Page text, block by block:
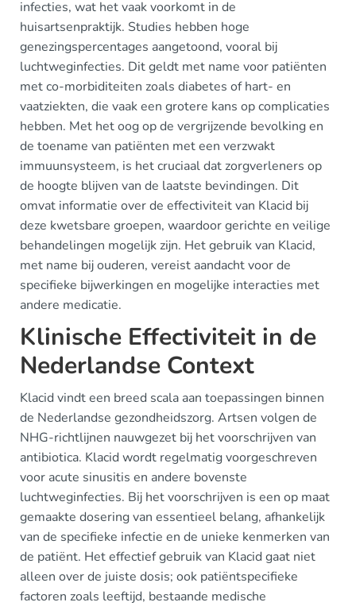
infecties, wat het vaak voorkomt in de
huisartsenpraktijk. Studies hebben hoge
genezingspercentages aangetoond, vooral bij
luchtweginfecties. Dit geldt met name voor patiënten
met co-morbiditeiten zoals diabetes of hart- en
vaatziekten, die vaak een grotere kans op complicaties
hebben. Met het oog op de vergrijzende bevolking en
de toename van patiënten met een verzwakt
immuunsysteem, is het cruciaal dat zorgverleners op
de hoogte blijven van de laatste bevindingen. Dit
omvat informatie over de effectiviteit van Klacid bij
deze kwetsbare groepen, waardoor gerichte en veilige
behandelingen mogelijk zijn. Het gebruik van Klacid,
met name bij ouderen, vereist aandacht voor de
specifieke bijwerkingen en mogelijke interacties met
andere medicatie.
Klinische Effectiviteit in de
Nederlandse Context
Klacid vindt een breed scala aan toepassingen binnen
de Nederlandse gezondheidszorg. Artsen volgen de
NHG-richtlijnen nauwgezet bij het voorschrijven van
antibiotica. Klacid wordt regelmatig voorgeschreven
voor acute sinusitis en andere bovenste
luchtweginfecties. Bij het voorschrijven is een op maat
gemaakte dosering van essentieel belang, afhankelijk
van de specifieke infectie en de unieke kenmerken van
de patiënt. Het effectief gebruik van Klacid gaat niet
alleen over de juiste dosis; ook patiëntspecifieke
factoren zoals leeftijd, bestaande medische